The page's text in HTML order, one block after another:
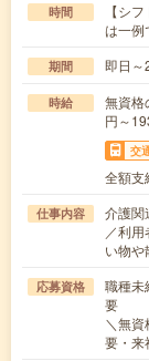
時間
【シ
は一
期間 即日
時給
無資格
円～
交
全額支
仕事内容
介護関
／利
い物
応募資格
職種未
要
＼無
要・